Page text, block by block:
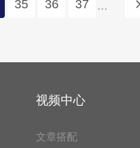
35 36 37 ...
视频中心
文章搭配